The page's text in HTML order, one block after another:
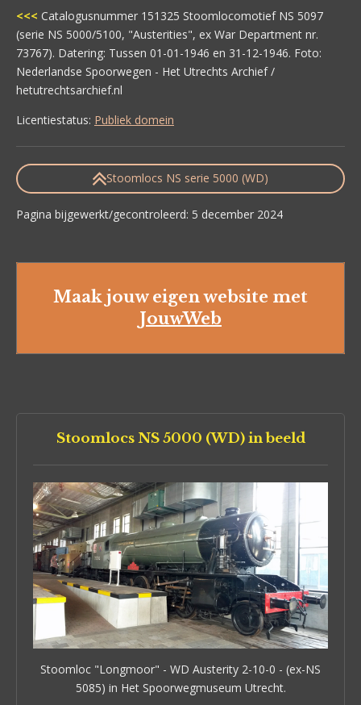
<<< Catalogusnummer 151325 Stoomlocomotief NS 5097
(serie NS 5000/5100, "Austerities", ex War Department nr.
73767). Datering: Tussen 01-01-1946 en 31-12-1946. Foto:
Nederlandse Spoorwegen - Het Utrechts Archief /
hetutrechtsarchief.nl
Licentiestatus: Publiek domein
Stoomlocs NS serie 5000 (WD)
Pagina bijgewerkt/gecontroleerd: 5 december 2024
Maak jouw eigen website met
JouwWeb
Stoomlocs NS 5000 (WD) in beeld
Stoomloc "Longmoor" - WD Austerity 2-10-0 - (ex-NS
5085) in Het Spoorwegmuseum Utrecht.